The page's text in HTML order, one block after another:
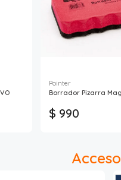
Pointer
Borrador Pizarra
$ 990